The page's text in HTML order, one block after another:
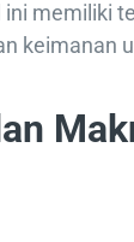
ini memiliki
keimanan